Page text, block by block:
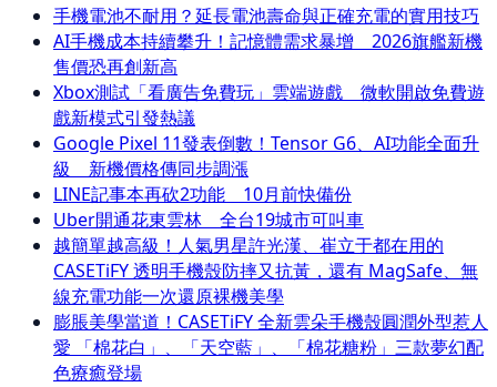
手機電池不耐用？延長電池壽命與正確充電的實用技巧
AI手機成本持續攀升！記憶體需求暴增 2026旗艦新機
售價恐再創新高
Xbox測試「看廣告免費玩」雲端遊戲 微軟開啟免費遊
戲新模式引發熱議
Google Pixel 11發表倒數！Tensor G6、AI功能全面升
級 新機價格傳同步調漲
LINE記事本再砍2功能 10月前快備份
Uber開通花東雲林 全台19城市可叫車
越簡單越高級！人氣男星許光漢、崔立于都在用的
CASETiFY 透明手機殼防摔又抗黃，還有 MagSafe、無
線充電功能一次還原裸機美學
膨脹美學當道！CASETiFY 全新雲朵手機殼圓潤外型惹人
愛 「棉花白」、「天空藍」、「棉花糖粉」三款夢幻配
色療癒登場